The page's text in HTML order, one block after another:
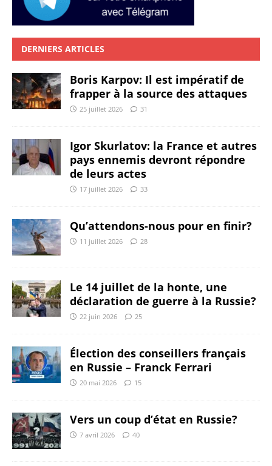
DERNIERS ARTICLES
Boris Karpov: Il est impératif de
frapper à la source des attaques
25 juillet 2026 31
Igor Skurlatov: la France et autres
pays ennemis devront répondre
de leurs actes
17 juillet 2026 33
Qu’attendons-nous pour en finir?
11 juillet 2026 28
Le 14 juillet de la honte, une
déclaration de guerre à la Russie?
22 juin 2026 25
Élection des conseillers français
en Russie – Franck Ferrari
20 mai 2026 15
Vers un coup d’état en Russie?
7 avril 2026 40